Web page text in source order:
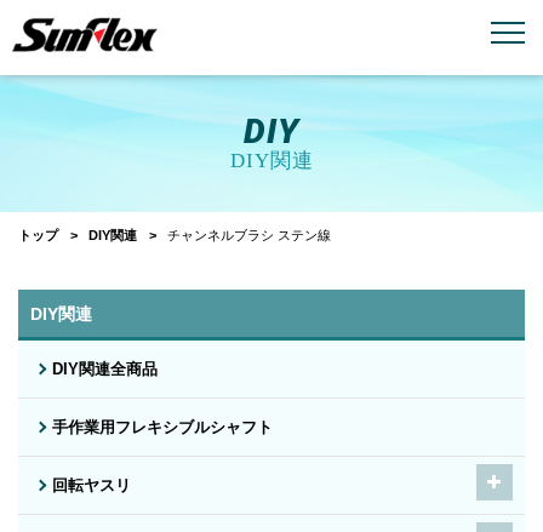
emailお問い合わせ
DIY
DIY関連
トップ DIY関連 チャンネルブラシ ステン線
DIY関連
DIY関連全商品
手作業用フレキシブルシャフト
回転ヤスリ